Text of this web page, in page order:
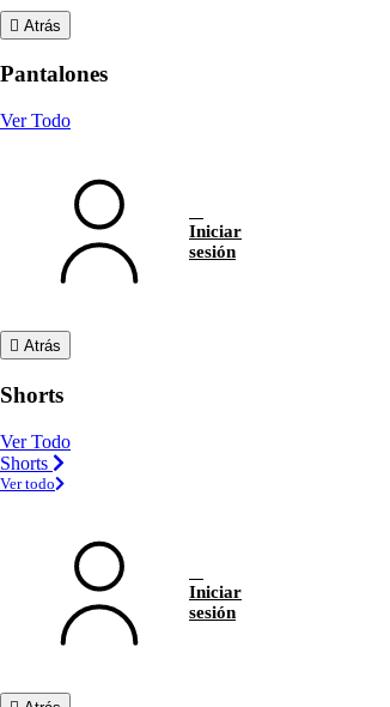
Atrás
Pantalones
Ver Todo
Iniciar
sesión
Atrás
Shorts
Ver Todo
Shorts
Ver todo
Iniciar
sesión